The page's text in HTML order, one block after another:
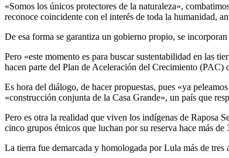
«Somos los únicos protectores de la naturaleza»,
reconoce coincidente con el interés de toda la humanidad,
De esa forma se garantiza un gobierno propio, se
Pero «este momento es para buscar sustentabilidad en las
hacen parte del Plan de Aceleración del Crecimiento (PAC)
Es hora del diálogo, de hacer propuestas, pues «ya
«construcción conjunta de la Casa Grande», un país que
Pero es otra la realidad que viven los indígenas de Raposa
cinco grupos étnicos que luchan por su reserva hace más de
La tierra fue demarcada y homologada por Lula más de